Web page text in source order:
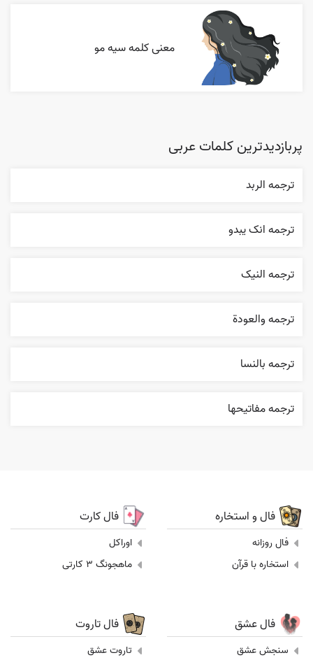
معنی کلمه سیه مو
پربازدیدترین کلمات عربی
ترجمه الربد
ترجمه انک يبدو
ترجمه النیک
ترجمه والعودة
ترجمه بالنسا
ترجمه مفاتيحها
فال و استخاره
فال روزانه
استخاره با قرآن
فال کارت
اوراکل
ماهجونگ 3 کارتی
فال عشق
سنجش عشق
فال تاروت
تاروت عشق